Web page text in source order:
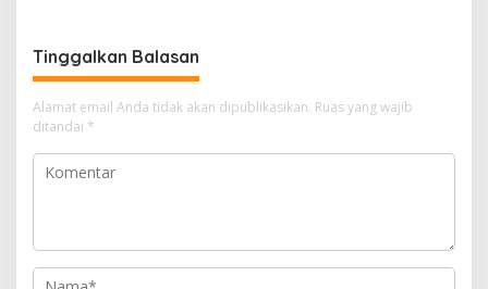
g
a
s
i
p
Tinggalkan Balasan
Alamat email Anda tidak akan dipublikasikan. Ruas yang wajib
ditandai *